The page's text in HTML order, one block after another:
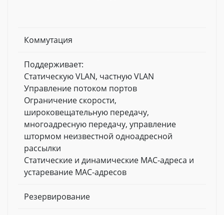
Коммутация
Поддерживает:
Cтатическую VLAN, частную VLAN
Управление потоком портов
Ограничение скорости,
широковещательную передачу,
многоадресную передачу, управление
штормом неизвестной одноадресной
рассылки
Статические и динамические MAC-адреса и
устаревание MAC-адресов
Резервирование